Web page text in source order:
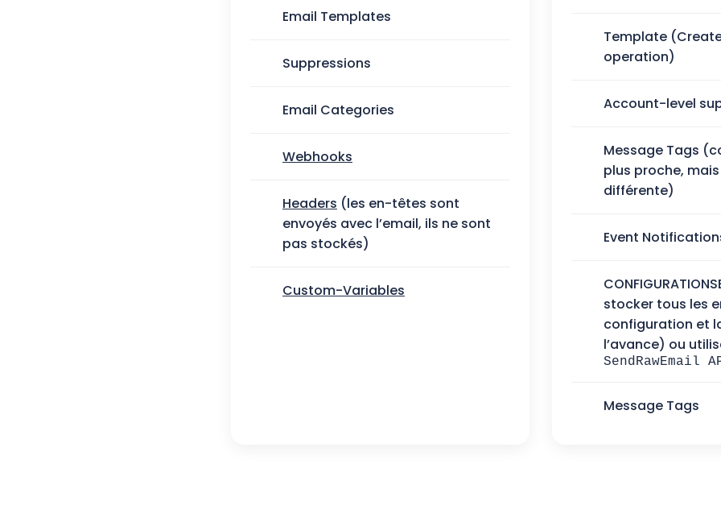
Email Templates
Suppressions
Email Categories
Webhooks
Headers (les en-têtes sont
envoyés avec l’email, ils ne sont
pas stockés)
Custom-Variables
Template
operation)
Account-level
Message Tags
plus proche,
différente)
Event
stocker tous les
configuration et
l’avance) ou
SendRawEmail
Message Tags